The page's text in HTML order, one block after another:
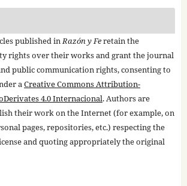
published inRazón y Feretain the
rights over their works and grant the journal
public communication rights, consenting to
aCreative Commons Attribution-
4.0 Internacional. Authors are
their work on the Internet (for example, on
pages, repositories, etc.) respecting the
and quoting appropriately the original